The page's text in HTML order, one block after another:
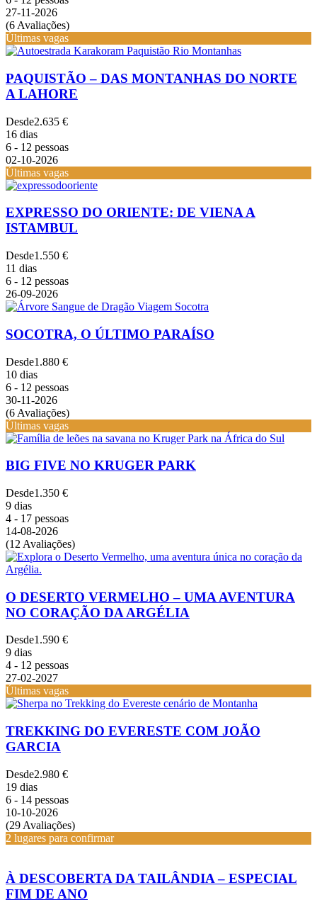
27-11-2026
(6 Avaliações)
Últimas vagas
PAQUISTÃO – DAS MONTANHAS DO NORTE
A LAHORE
Desde2.635 €
16 dias
6 - 12 pessoas
02-10-2026
Últimas vagas
EXPRESSO DO ORIENTE: DE VIENA A
ISTAMBUL
Desde1.550 €
11 dias
6 - 12 pessoas
26-09-2026
SOCOTRA, O ÚLTIMO PARAÍSO
Desde1.880 €
10 dias
6 - 12 pessoas
30-11-2026
(6 Avaliações)
Últimas vagas
BIG FIVE NO KRUGER PARK
Desde1.350 €
9 dias
4 - 17 pessoas
14-08-2026
(12 Avaliações)
O DESERTO VERMELHO – UMA AVENTURA
NO CORAÇÃO DA ARGÉLIA
Desde1.590 €
9 dias
4 - 12 pessoas
27-02-2027
Últimas vagas
TREKKING DO EVERESTE COM JOÃO
GARCIA
Desde2.980 €
19 dias
6 - 14 pessoas
10-10-2026
(29 Avaliações)
2 lugares para confirmar
À DESCOBERTA DA TAILÂNDIA – ESPECIAL
FIM DE ANO